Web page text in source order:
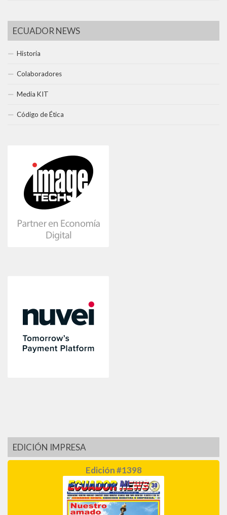
ECUADOR NEWS
Historia
Colaboradores
Media KIT
Código de Ética
EDICIÓN IMPRESA
Edición #1398